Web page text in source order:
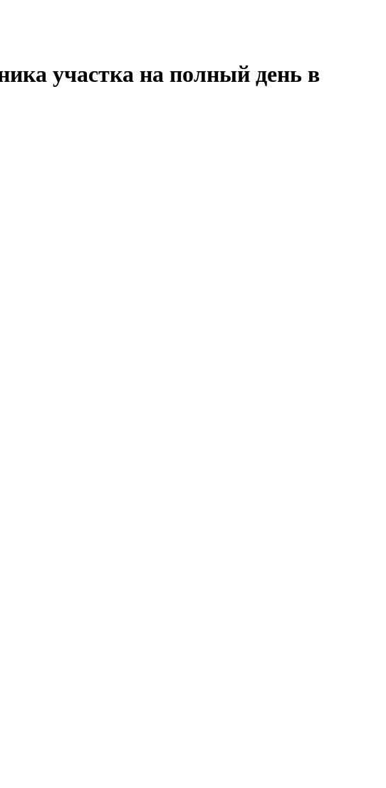
участка на полный день в